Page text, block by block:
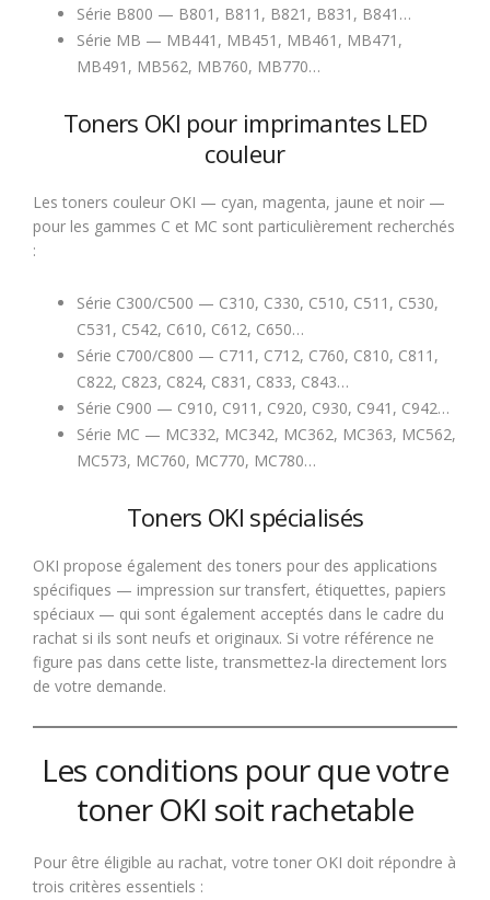
Série B800 — B801, B811, B821, B831, B841…
Série MB — MB441, MB451, MB461, MB471,
MB491, MB562, MB760, MB770…
Toners OKI pour imprimantes LED
couleur
Les toners couleur OKI — cyan, magenta, jaune et noir —
pour les gammes C et MC sont particulièrement recherchés
:
Série C300/C500 — C310, C330, C510, C511, C530,
C531, C542, C610, C612, C650…
Série C700/C800 — C711, C712, C760, C810, C811,
C822, C823, C824, C831, C833, C843…
Série C900 — C910, C911, C920, C930, C941, C942…
Série MC — MC332, MC342, MC362, MC363, MC562,
MC573, MC760, MC770, MC780…
Toners OKI spécialisés
OKI propose également des toners pour des applications
spécifiques — impression sur transfert, étiquettes, papiers
spéciaux — qui sont également acceptés dans le cadre du
rachat si ils sont neufs et originaux. Si votre référence ne
figure pas dans cette liste, transmettez-la directement lors
de votre demande.
Les conditions pour que votre
toner OKI soit rachetable
Pour être éligible au rachat, votre toner OKI doit répondre à
trois critères essentiels :